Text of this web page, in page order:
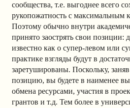
сообщества, т.е. выгоднее всего
рукопожатность с максимальным
Поэтому обычно внутри
принято заострять свои позиции:
известно как о супер-левом или
практике взгляды будут в
заретушированы. Поскольку,
позицию, вы будете в наименее
обмена ресурсами, участия в
грантов и т.д. Тем более в